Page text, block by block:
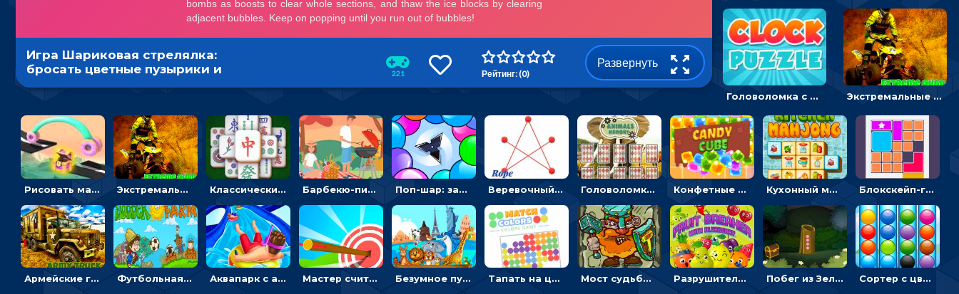
Головоломка с часами для детей: читать время по циферблату Экстремальные пазлы с квадроциклами: собирать крутые тачки
Игра Шариковая стрелялка:
бросать цветные пузырики и
лопать
221 Рейтинг: (0)
Развернуть
Рисовать машину и выигрывать гонку - для мальчиков Экстремальные пазлы с квадроциклами: собирать крутые тачки Классический маджонг на время: находить пары одинаковых плиток, чтобы расчищать поле Барбекю-пикник: искать скрытые предметы на картинках - головоломка Поп-шар: запускать колючку, чтобы лопать воздушные шарики Веревочный мастер: двигай узелки и развязывай их Головоломка с животными: переворачивать карточки, чтобы находить пару Конфетные кубики: двигать сладости в сторону, чтобы стрелять по целям Кухонный маджонг: соединять пары посуды и расчищать поле Блокскейп-головоломка: двигать блоки, чтобы достать элемент со звездой
Армейские грузовики в пазлах: собери военную машину Футбольная ферма: бей по мячу, чтобы забивать в ворота и ловить звезды Аквапарк с акулами: жми, чтобы лететь к финишу по волнам Мастер считать стрелы: увеличивать запас, чтобы поразить больше целей Безумное путешествие друзей по миру: собирать пазлы из фото с животными Тапать на цветные точки, чтобы взрывать одинаковые - три в ряд Мост судьбы: прыгать по платформам и бить молотом орков Разрушитель фруктов: стрелять ягодами по ананасам Побег из Зеленого парка: решай ребусы, чтобы выбраться на свободу Сортер с цветными шариками: размещать в колбах по цвету